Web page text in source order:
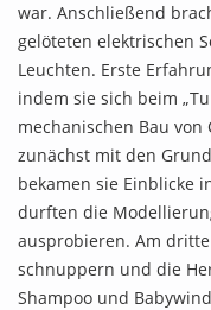
war. Anschließend
gelöteten elektrischen
Leuchten. Erste
indem sie sich beim
mechanischen Bau
zunächst mit den
bekamen sie Einblicke
durften die
ausprobieren. Am
schnuppern und die
Shampoo und